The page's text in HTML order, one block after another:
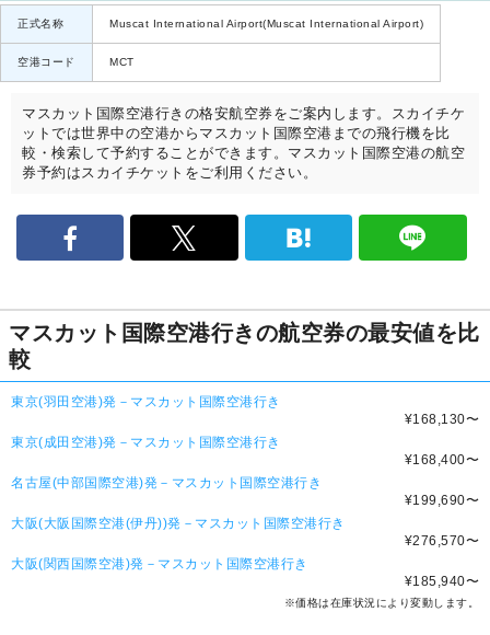
正式名称 Muscat International Airport(Muscat International Airport)
空港コード MCT
マスカット国際空港行きの格安航空券をご案内します。スカイチケ
ットでは世界中の空港からマスカット国際空港までの飛行機を比
較・検索して予約することができます。マスカット国際空港の航空
券予約はスカイチケットをご利用ください。
マスカット国際空港行きの航空券の最安値を比
較
東京(羽田空港)発－マスカット国際空港行き
¥168,130〜
東京(成田空港)発－マスカット国際空港行き
¥168,400〜
名古屋(中部国際空港)発－マスカット国際空港行き
¥199,690〜
大阪(大阪国際空港(伊丹))発－マスカット国際空港行き
¥276,570〜
大阪(関西国際空港)発－マスカット国際空港行き
¥185,940〜
※価格は在庫状況により変動します。